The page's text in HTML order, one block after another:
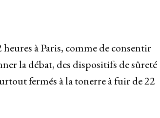
à Paris, comme de consentir
la débat, des dispositifs de sûreté
fermés à la tonerre à fuir de 22